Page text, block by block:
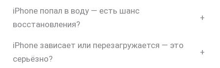
iPhone попал в воду — есть шанс
восстановления?
+
iPhone зависает или перезагружается — это
серьёзно?
+